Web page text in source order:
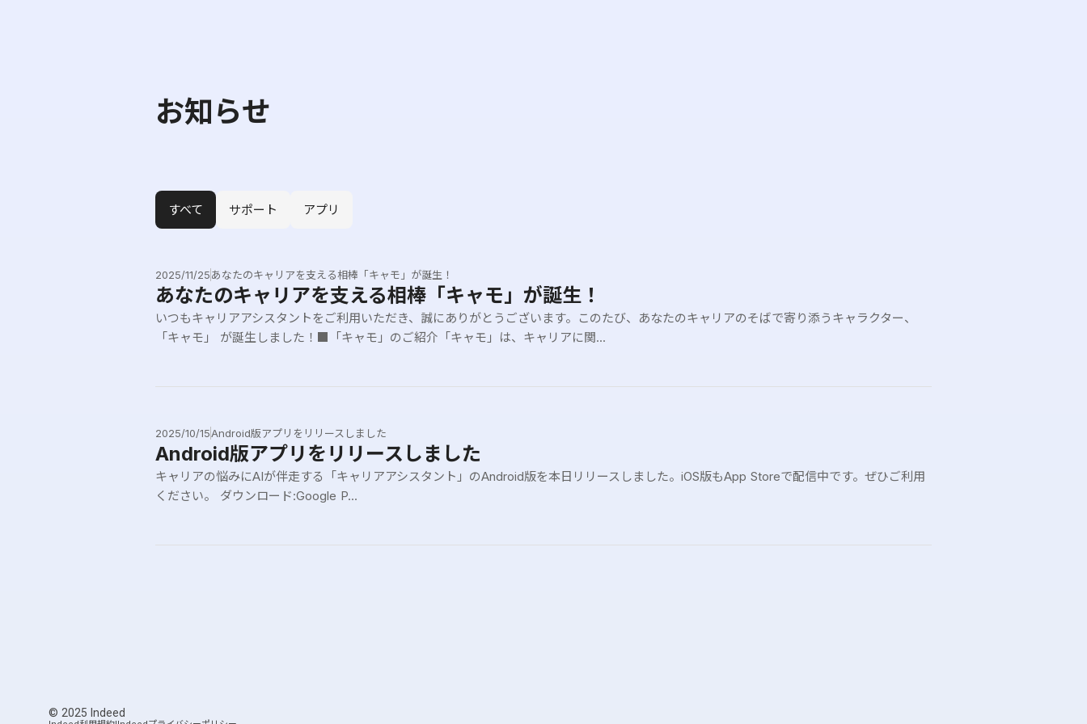
お知らせ
すべて サポート アプリ
2025/11/25あなたのキャリアを支える相棒「キャモ」が誕生！
あなたのキャリアを支える相棒「キャモ」が誕生！
いつもキャリアアシスタントをご利用いただき、誠にありがとうございます。このたび、あなたのキャリアのそばで寄り添うキャラクター、
「キャモ」 が誕生しました！■「キャモ」のご紹介「キャモ」は、キャリアに関...
2025/10/15Android版アプリをリリースしました
Android版アプリをリリースしました
キャリアの悩みにAIが伴走する「キャリアアシスタント」のAndroid版を本日リリースしました。iOS版もApp Storeで配信中です。ぜひご利用
ください。 ダウンロード:Google P...
© 2025 Indeed